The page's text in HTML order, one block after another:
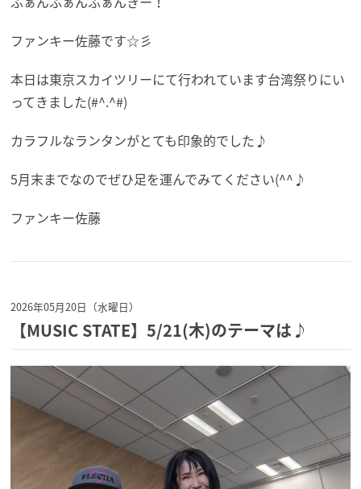
ファンキー佐藤です☆彡
本日は東京スカイツリーにて行われています台湾祭りにい
ってきました(#^.^#)
カラフルなランタンがとても印象的でした♪
5月末までなのでぜひ足を運んでみてください(^^♪
ファンキー佐藤
2026年05月20日（水曜日）
【MUSIC STATE】5/21(木)のテーマは♪